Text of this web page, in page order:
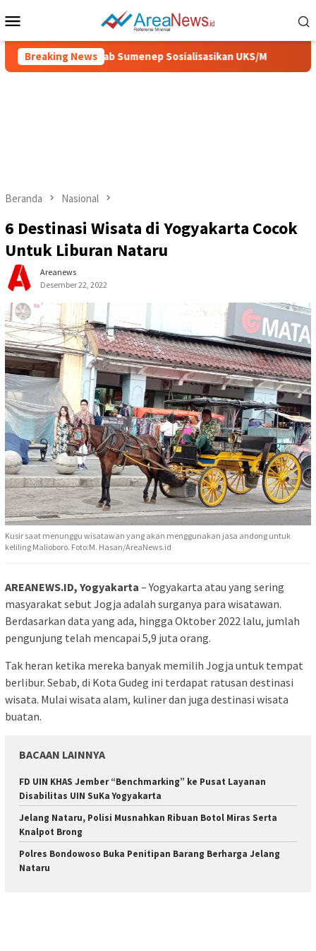
ke
Mobile
Breaking News
Pemkab Sumenep Sosialisasikan UKS/M
Beranda Nasional
6 Destinasi Wisata di Yogyakarta Cocok
Untuk Liburan Nataru
Areanews
Desember 22, 2022
Kusir saat menunggu wisatawan yang akan menggunakan jasa andong untuk
keliling Malioboro. Foto:M. Hasan/AreaNews.id
AREANEWS.ID, Yogyakarta – Yogyakarta atau yang sering
masyarakat sebut Jogja adalah surganya para wisatawan.
Berdasarkan data yang ada, hingga Oktober 2022 lalu, jumlah
pengunjung telah mencapai 5,9 juta orang.
Tak heran ketika mereka banyak memilih Jogja untuk tempat
berlibur. Sebab, di Kota Gudeg ini terdapat ratusan destinasi
wisata. Mulai wisata alam, kuliner dan juga destinasi wisata
buatan.
BACAAN LAINNYA
FD UIN KHAS Jember “Benchmarking” ke Pusat Layanan
Disabilitas UIN SuKa Yogyakarta
Jelang Nataru, Polisi Musnahkan Ribuan Botol Miras Serta
Knalpot Brong
Polres Bondowoso Buka Penitipan Barang Berharga Jelang
Nataru